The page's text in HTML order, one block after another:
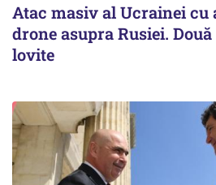
Atac masiv al Ucrainei cu
drone asupra Rusiei.
lovite